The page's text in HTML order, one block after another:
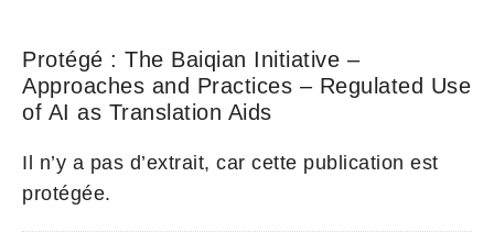
Protégé : The Baiqian Initiative –
Approaches and Practices – Regulated Use
of AI as Translation Aids
Il n’y a pas d’extrait, car cette publication est
protégée.